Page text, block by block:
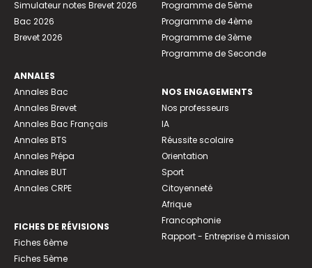
Simulateur notes Brevet 2026
Bac 2026
Brevet 2026
ANNALES
Annales Bac
Annales Brevet
Annales Bac Français
Annales BTS
Annales Prépa
Annales BUT
Annales CRPE
FICHES DE RÉVISIONS
Fiches 6ème
Fiches 5ème
Programme de 5ème
Programme de 4ème
Programme de 3ème
Programme de Seconde
NOS ENGAGEMENTS
Nos professeurs
IA
Réussite scolaire
Orientation
Sport
Citoyenneté
Afrique
Francophonie
Rapport - Entreprise à mission